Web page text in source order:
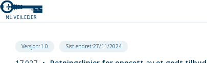
Versjon:1.0 Sist endret:27/11/2024